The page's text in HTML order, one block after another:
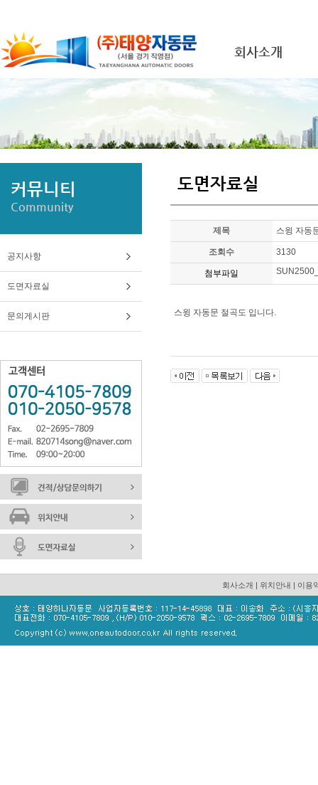
회사소개
커뮤니티
Community
공지사항
도면자료실
문의게시판
도면자료실
제목 스윙 자동
조회수 3130
첨부파일
스윙 자동문 절곡도 입니다.
회사소개 | 위치안내 | 이용